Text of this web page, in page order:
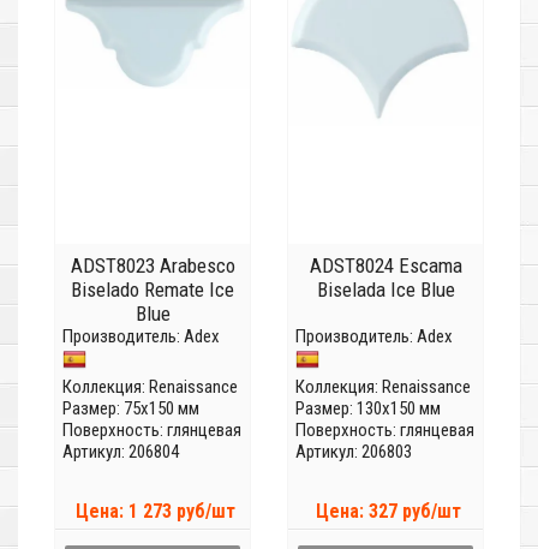
ADST8023 Arabesco
Biselado Remate Ice
Blue
Производитель: Adex
Коллекция: Renaissance
Размер: 75x150 мм
Поверхность: глянцевая
Артикул: 206804
Цена: 1 273 руб/шт
ADST8024 Escama
Biselada Ice Blue
Производитель: Adex
Коллекция: Renaissance
Размер: 130x150 мм
Поверхность: глянцевая
Артикул: 206803
Цена: 327 руб/шт